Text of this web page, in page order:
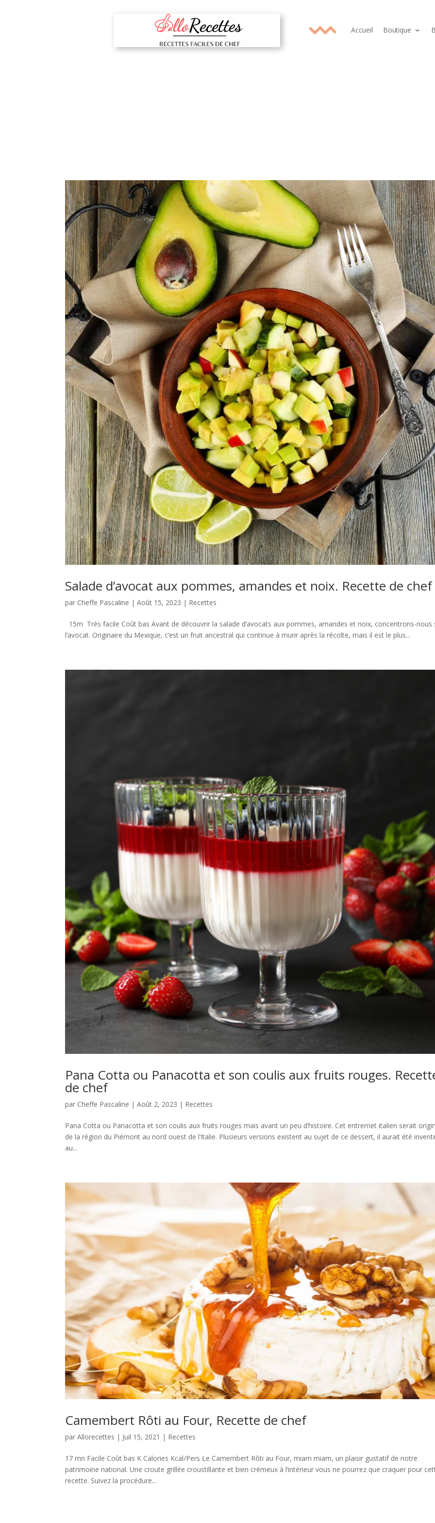
Accueil Boutique
Salade d’avocat aux pommes, amandes et noix. Recette de chef
par Cheffe Pascaline |Août 15, 2023 | Recettes
15m Très facile Coût bas Avant de découvrir la salade d’avocats aux pommes, amandes et noix, concentrons-nous
l’avocat. Originaire du Mexique, c’est un fruit ancestral qui continue à murir après la récolte, mais il est le plus...
Pana Cotta ou Panacotta et son coulis aux fruits rouges.
de chef
par Cheffe Pascaline |Août 2, 2023 | Recettes
Pana Cotta ou Panacotta et son coulis aux fruits rouges mais avant un peu d’histoire. Cet entremet italien serait
de la région du Piémont au nord ouest de l’Italie. Plusieurs versions existent au sujet de ce dessert, il aurait été
au...
Camembert Rôti au Four, Recette de chef
parAllorecettes | Juil 15, 2021 | Recettes
17 mn Facile Coût bas K Calories Kcal/Pers Le Camembert Rôti au Four, miam miam, un plaisir gustatif de notre
patrimoine national. Une croute grillée croustillante et bien crémeux à l’intérieur vous ne pourrez que craquer pour
recette. Suivez la procédure...